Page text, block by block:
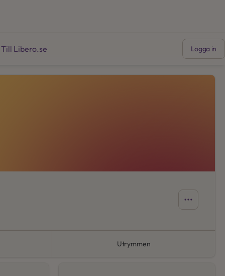
Till Libero.se
Öppnas i en ny flik
Logga in
Utrymmen